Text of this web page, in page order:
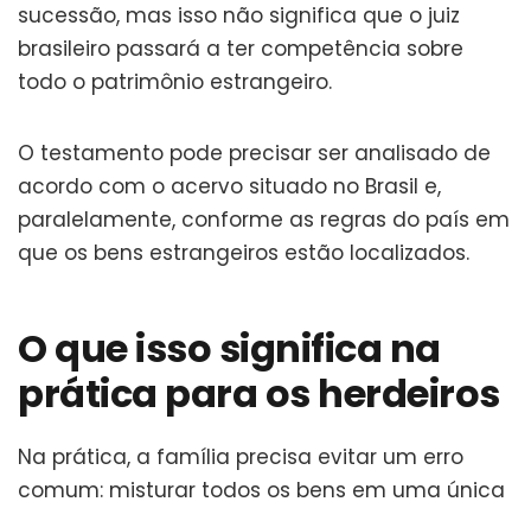
sucessão, mas isso não significa que o juiz
brasileiro passará a ter competência sobre
todo o patrimônio estrangeiro.
O testamento pode precisar ser analisado de
acordo com o acervo situado no Brasil e,
paralelamente, conforme as regras do país em
que os bens estrangeiros estão localizados.
O que isso significa na
prática para os herdeiros
Na prática, a família precisa evitar um erro
comum: misturar todos os bens em uma única